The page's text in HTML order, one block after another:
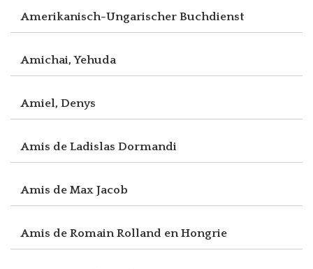
Amerikanisch-Ungarischer Buchdienst
Amichai, Yehuda
Amiel, Denys
Amis de Ladislas Dormandi
Amis de Max Jacob
Amis de Romain Rolland en Hongrie